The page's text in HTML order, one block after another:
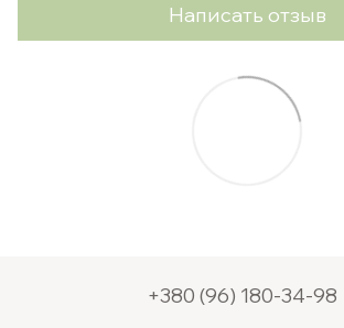
Написать отзыв
+380 (96) 180-34-98